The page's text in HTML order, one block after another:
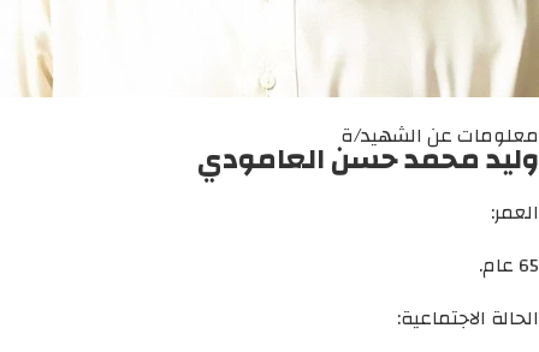
معلومات عن الشهيد/ة
وليد محمد حسن العامودي
العمر:
65 عام.
الحالة الاجتماعية: